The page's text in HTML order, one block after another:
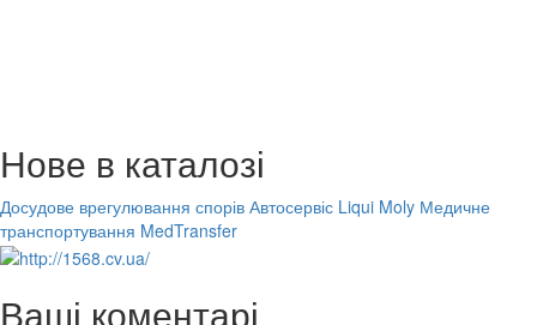
Нове в каталозі
Досудове врегулювання спорів Автосервіс Liqui Moly Медичне
транспортування MedTransfer
Ваші коментарі